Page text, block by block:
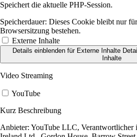
Speichert die aktuelle PHP-Session.
Speicherdauer: Dieses Cookie bleibt nur
Browsersitzung bestehen.
Externe Inhalte
Details einblendenfür Externe Inhalte
Inhalte
Video Streaming
YouTube
Kurz Beschreibung
Anbieter: YouTube LLC, Verantwortlicher